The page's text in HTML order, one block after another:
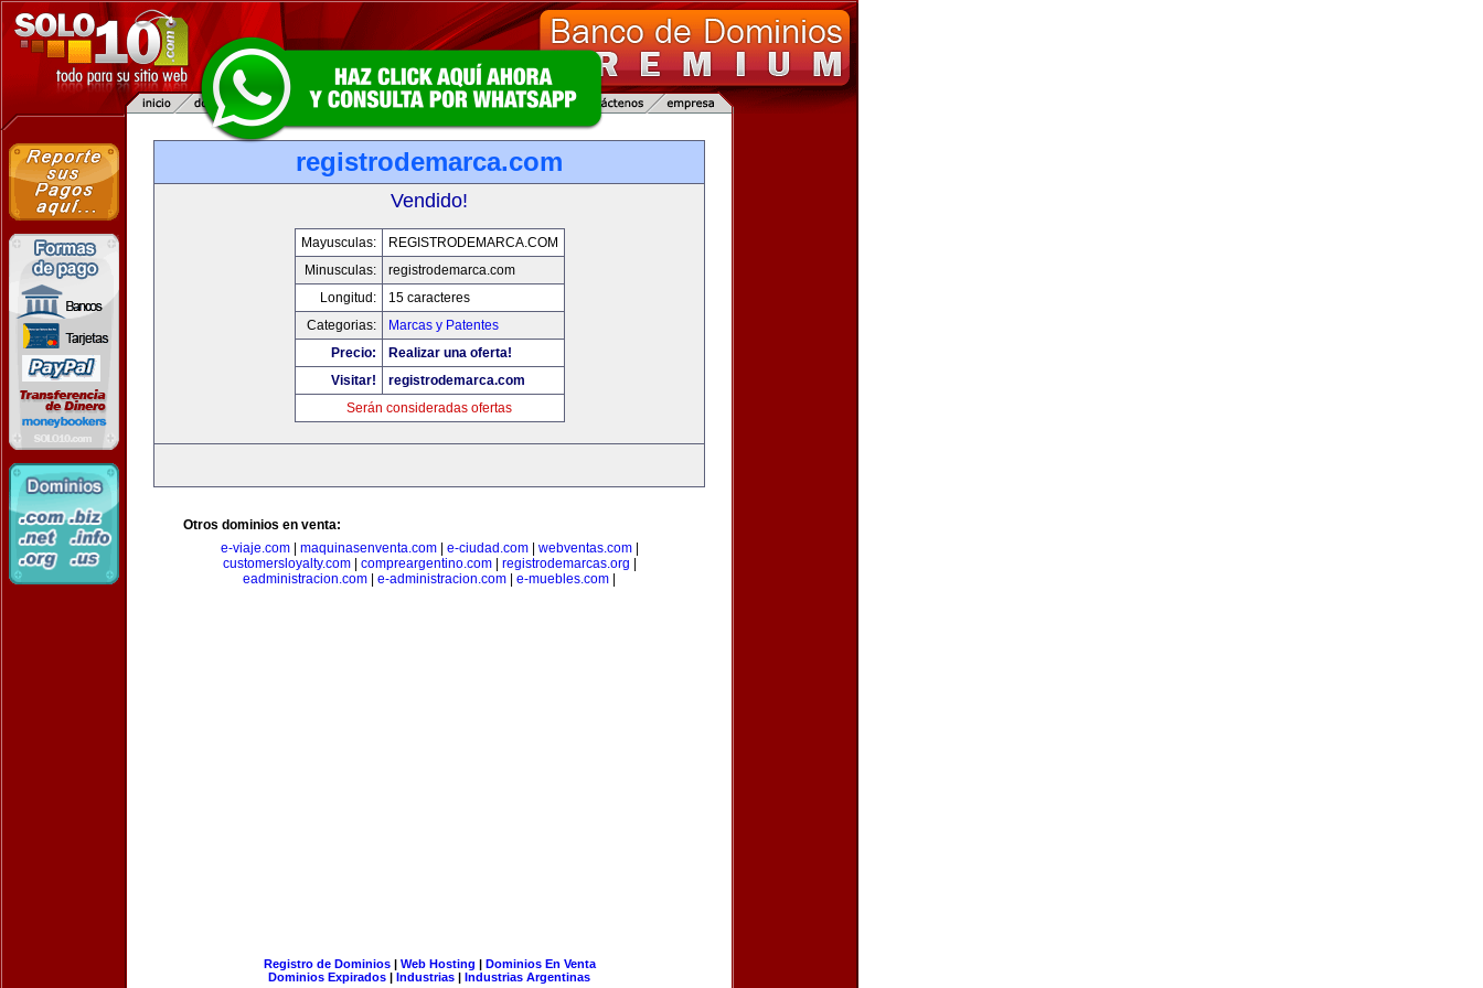
registrodemarca.com
Vendido!
Mayusculas:
REGISTRODEMARCA.COM
Minusculas:
registrodemarca.com
Longitud:
15 caracteres
Categorias:
Marcas y Patentes
Precio:
Realizar una oferta!
Visitar!
registrodemarca.com
Serán consideradas ofertas
Otros dominios en venta:
e-viaje.com| maquinasenventa.com| e-ciudad.com| webventas.com|
customersloyalty.com| compreargentino.com| registrodemarcas.org
eadministracion.com
e-administracion.com e-muebles.com
Registro de Dominios| Web Hosting | Dominios En Venta
Dominios Expirados | Industrias | Industrias Argentinas